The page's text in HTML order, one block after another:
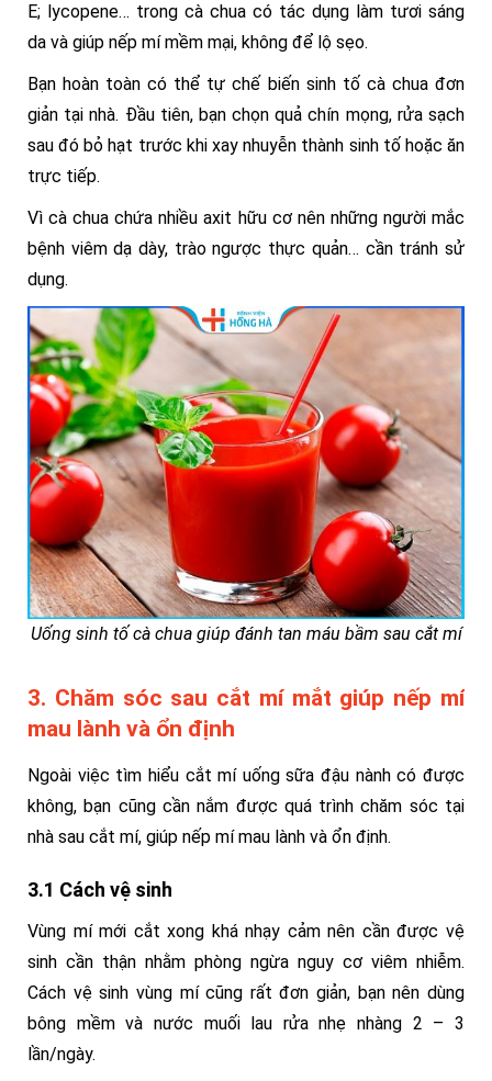
E; lycopene… trong cà chua có tác dụng làm tươi sáng
da và giúp nếp mí mềm mại, không để lộ sẹo.
Bạn hoàn toàn có thể tự chế biến sinh tố cà chua đơn
giản tại nhà. Đầu tiên, bạn chọn quả chín mọng, rửa sạch
sau đó bỏ hạt trước khi xay nhuyễn thành sinh tố hoặc ăn
trực tiếp.
Vì cà chua chứa nhiều axit hữu cơ nên những người mắc
bệnh viêm dạ dày, trào ngược thực quản… cần tránh sử
dụng.
Uống sinh tố cà chua giúp đánh tan máu bầm sau cắt mí
3. Chăm sóc sau cắt mí mắt giúp nếp mí
mau lành và ổn định
Ngoài việc tìm hiểu cắt mí uống sữa đậu nành có được
không, bạn cũng cần nắm được quá trình chăm sóc tại
nhà sau cắt mí, giúp nếp mí mau lành và ổn định.
3.1 Cách vệ sinh
Vùng mí mới cắt xong khá nhạy cảm nên cần được vệ
sinh cần thận nhằm phòng ngừa nguy cơ viêm nhiễm.
Cách vệ sinh vùng mí cũng rất đơn giản, bạn nên dùng
bông mềm và nước muối lau rửa nhẹ nhàng 2 – 3
lần/ngày.